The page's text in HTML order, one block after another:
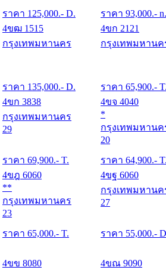
ราคา 125,000.- D.
ราคา 93,000.- n.
4ขฒ 1515
กรุงเทพมหานคร
ราคา 135,000.- D.
4ขก 2121
กรุงเทพมหานค
ราคา 65,900.-
4ขก 3838
กรุงเทพมหานคร
29
ราคา 69,900.- T.
4ขจ 4040
*
กรุงเทพมหานค
20
ราคา 64,900.-
4ขฎ 6060
**
กรุงเทพมหานคร
23
ราคา 65,000.- T.
4ขฐ 6060
กรุงเทพมหานค
27
ราคา 55,000.-
4ขข 8080
4ขณ 9090